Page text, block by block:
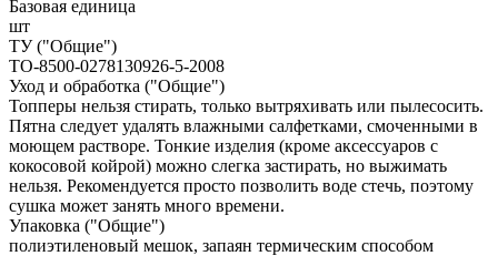
Базовая единица
шт
ТУ ("Общие")
ТО-8500-0278130926-5-2008
Уход и обработка ("Общие")
Топперы нельзя стирать, только вытряхивать или пылесосить.
Пятна следует удалять влажными салфетками, смоченными в
моющем растворе. Тонкие изделия (кроме аксессуаров с
кокосовой койрой) можно слегка застирать, но выжимать
нельзя. Рекомендуется просто позволить воде стечь, поэтому
сушка может занять много времени.
Упаковка ("Общие")
полиэтиленовый мешок, запаян термическим способом